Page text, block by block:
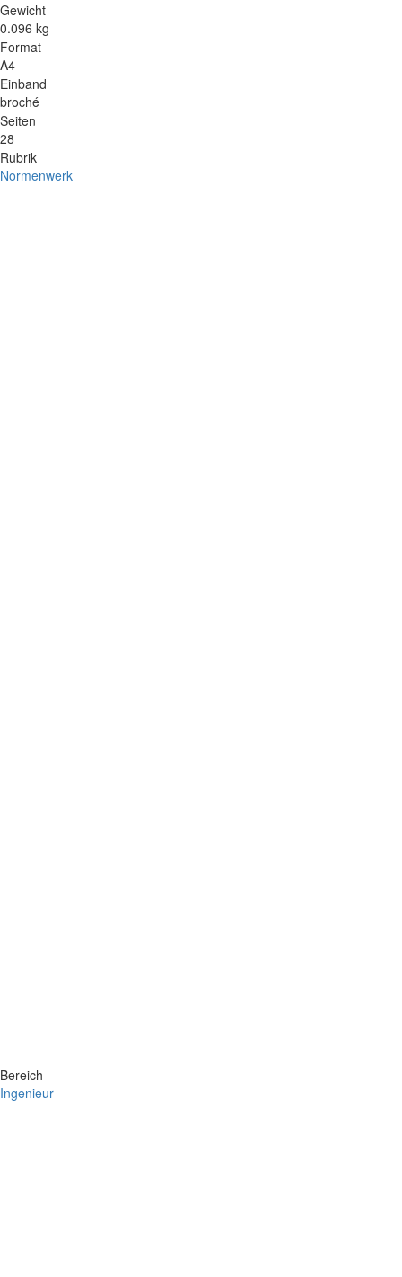
Gewicht
0.096 kg
Format
A4
Einband
broché
Seiten
28
Rubrik
Normenwerk
Bereich
Ingenieur